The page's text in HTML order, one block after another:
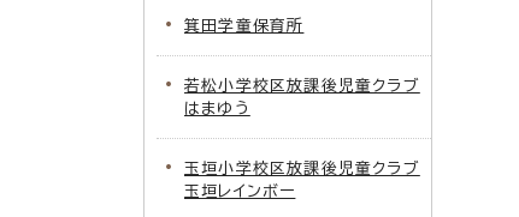
箕田学童保育所
若松小学校区放課後児童クラブ
はまゆう
玉垣小学校区放課後児童クラブ
玉垣レインボー